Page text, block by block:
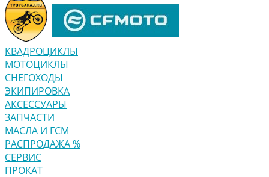
КВАДРОЦИКЛЫ
МОТОЦИКЛЫ
СНЕГОХОДЫ
ЭКИПИРОВКА
АКСЕССУАРЫ
ЗАПЧАСТИ
МАСЛА И ГСМ
РАСПРОДАЖА %
СЕРВИС
ПРОКАТ